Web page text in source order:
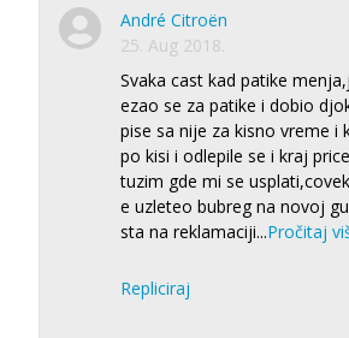
André Citroën
25. Aug 2018.
Svaka cast kad patike
ezao se za patike i dobio
pise sa nije za kisno vreme i
po kisi i odlepile se i kraj
tuzim gde mi se
e uzleteo bubreg na novoj
sta na reklamaciji...Pročitaj
Repliciraj